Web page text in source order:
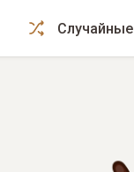
Случайные